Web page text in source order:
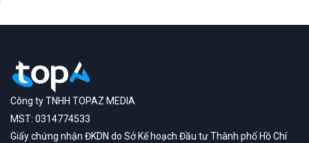
Công ty TNHH TOPAZ MEDIA
MST: 0314774533
Giấy chứng nhận ĐKDN do Sở Kế hoạch Đầu tư Thành phố Hồ Chí